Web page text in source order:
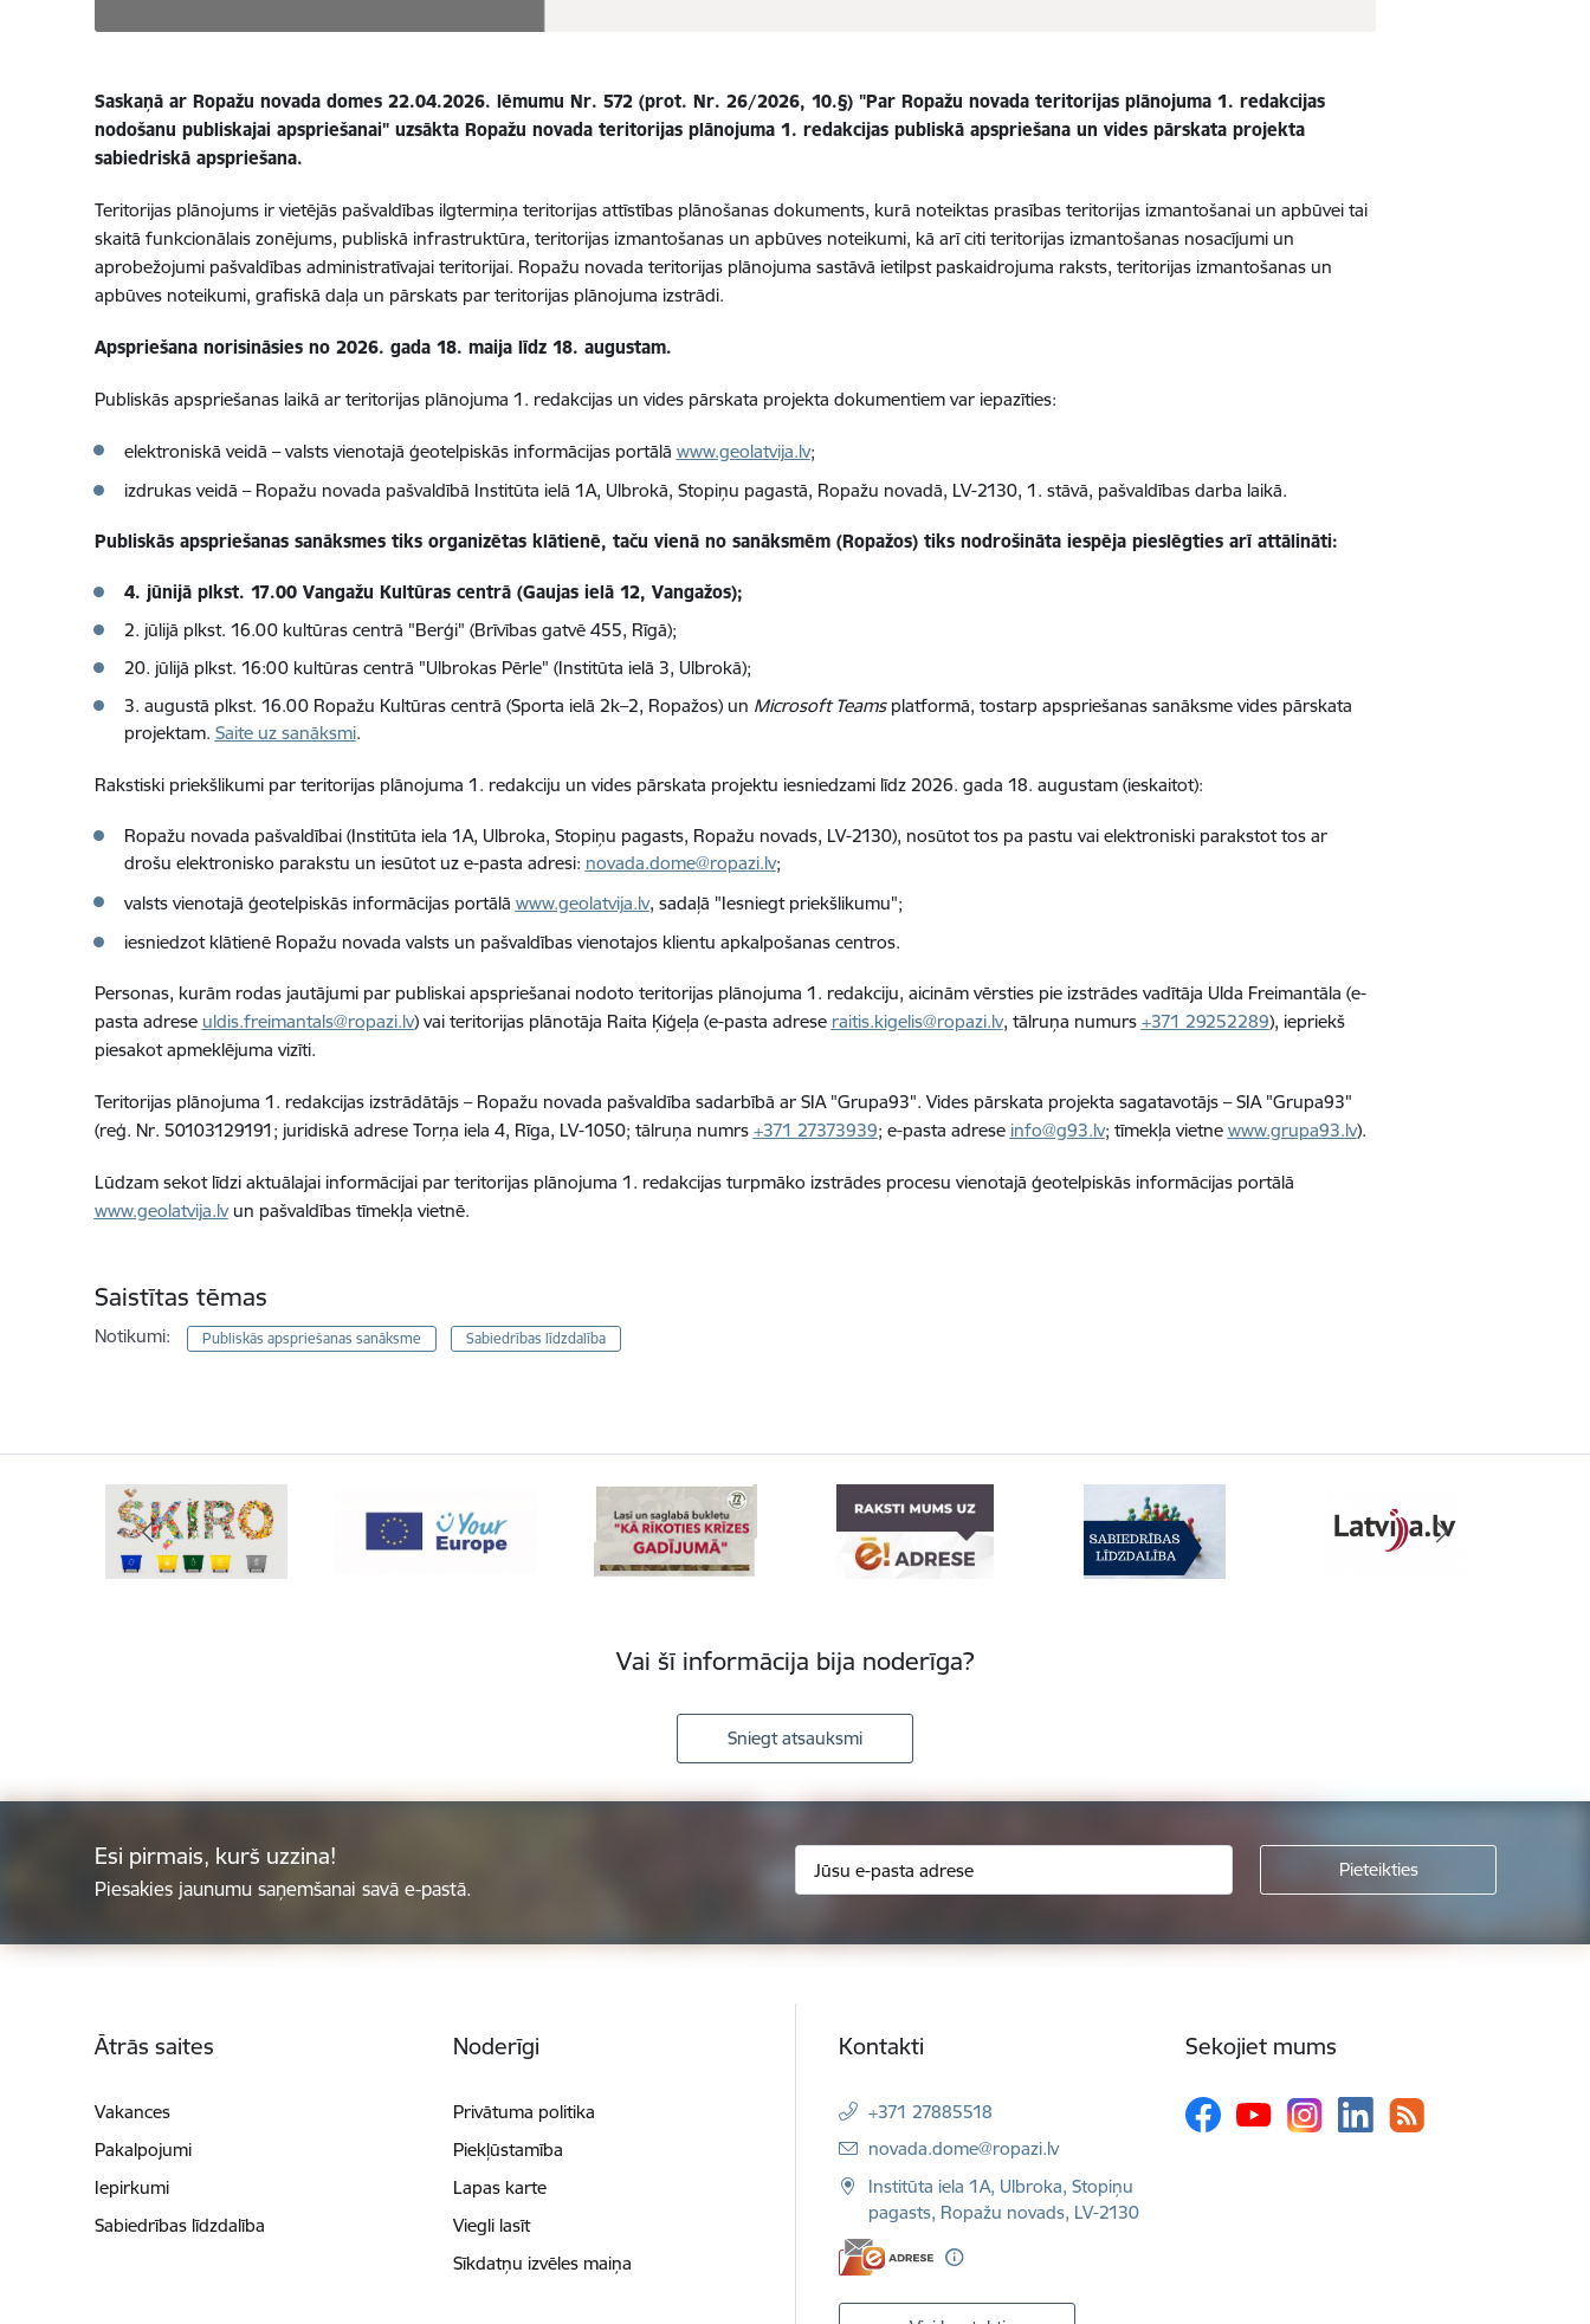
Saskaņā ar Ropažu novada domes 22.04.2026. lēmumu Nr. 572 (prot. Nr. 26/2026, 10.§) "Par Ropažu novada teritorijas plānojuma 1. redakcijas
nodošanu publiskajai apspriešanai" uzsākta Ropažu novada teritorijas plānojuma 1. redakcijas publiskā apspriešana un vides pārskata projekta
sabiedriskā apspriešana.
Teritorijas plānojums ir vietējās pašvaldības ilgtermiņa teritorijas attīstības plānošanas dokuments, kurā noteiktas prasības teritorijas izmantošanai un apbūvei tai
skaitā funkcionālais zonējums, publiskā infrastruktūra, teritorijas izmantošanas un apbūves noteikumi, kā arī citi teritorijas izmantošanas nosacījumi un
aprobežojumi pašvaldības administratīvajai teritorijai. Ropažu novada teritorijas plānojuma sastāvā ietilpst paskaidrojuma raksts, teritorijas izmantošanas un
apbūves noteikumi, grafiskā daļa un pārskats par teritorijas plānojuma izstrādi.
Apspriešana norisināsies no 2026. gada 18. maija līdz 18. augustam.
Publiskās apspriešanas laikā ar teritorijas plānojuma 1. redakcijas un vides pārskata projekta dokumentiem var iepazīties:
elektroniskā veidā – valsts vienotajā ģeotelpiskās informācijas portālā www.geolatvija.lv;
izdrukas veidā – Ropažu novada pašvaldībā Institūta ielā 1A, Ulbrokā, Stopiņu pagastā, Ropažu novadā, LV-2130, 1. stāvā, pašvaldības darba laikā.
Publiskās apspriešanas sanāksmes tiks organizētas klātienē, taču vienā no sanāksmēm (Ropažos) tiks nodrošināta iespēja pieslēgties arī attālināti:
4. jūnijā plkst. 17.00 Vangažu Kultūras centrā (Gaujas ielā 12, Vangažos);
2. jūlijā plkst. 16.00 kultūras centrā "Berģi" (Brīvības gatvē 455, Rīgā);
20. jūlijā plkst. 16:00 kultūras centrā "Ulbrokas Pērle" (Institūta ielā 3, Ulbrokā);
3. augustā plkst. 16.00 Ropažu Kultūras centrā (Sporta ielā 2k–2, Ropažos) un Microsoft Teamsplatformā, tostarp apspriešanas sanāksme vides pārskata
projektam. Saite uz sanāksmi.
Rakstiski priekšlikumi par teritorijas plānojuma 1. redakciju un vides pārskata projektu iesniedzami līdz 2026. gada 18. augustam (ieskaitot):
Ropažu novada pašvaldībai (Institūta iela 1A, Ulbroka, Stopiņu pagasts, Ropažu novads, LV-2130), nosūtot tos pa pastu vai elektroniski parakstot tos ar
drošu elektronisko parakstu un iesūtot uz e-pasta adresi: novada.dome@ropazi.lv;
valsts vienotajā ģeotelpiskās informācijas portālā www.geolatvija.lv, sadaļā "Iesniegt priekšlikumu";
iesniedzot klātienē Ropažu novada valsts un pašvaldības vienotajos klientu apkalpošanas centros.
Personas, kurām rodas jautājumi par publiskai apspriešanai nodoto teritorijas plānojuma 1. redakciju, aicinām vērsties pie izstrādes vadītāja Ulda Freimantāla (e-
pasta adrese uldis.freimantals@ropazi.lv) vai teritorijas plānotāja Raita Ķiģeļa (e-pasta adrese raitis.kigelis@ropazi.lv, tālruņa numurs +371 29252289), iepriekš
piesakot apmeklējuma vizīti.
Teritorijas plānojuma 1. redakcijas izstrādātājs – Ropažu novada pašvaldība sadarbībā ar SIA "Grupa93". Vides pārskata projekta sagatavotājs – SIA "Grupa93"
(reģ. Nr. 50103129191; juridiskā adrese Torņa iela 4, Rīga, LV-1050; tālruņa numrs +371 27373939; e-pasta adrese info@g93.lv; tīmekļa vietne www.grupa93.lv).
Lūdzam sekot līdzi aktuālajai informācijai par teritorijas plānojuma 1. redakcijas turpmāko izstrādes procesu vienotajā ģeotelpiskās informācijas portālā
www.geolatvija.lvun pašvaldības tīmekļa vietnē.
Saistītas tēmas
Notikumi: Publiskās apspriešanas sanāksme Sabiedrības līdzdalība
Vai šī informācija bija noderīga?
Sniegt atsauksmi
Esi pirmais, kurš uzzina!
Piesakies jaunumu saņemšanai savā e-pastā.
Ātrās saites
Vakances
Pakalpojumi
Iepirkumi
Sabiedrības līdzdalība
Noderīgi
Privātuma politika
Piekļūstamība
Lapas karte
Viegli lasīt
Sīkdatņu izvēles maiņa
Kontakti
+371 27885518
E-pasts:
novada.dome@ropazi.lv
Institūta iela 1A, Ulbroka, Stopiņu
pagasts, Ropažu novads, LV-2130
Sekojiet mums